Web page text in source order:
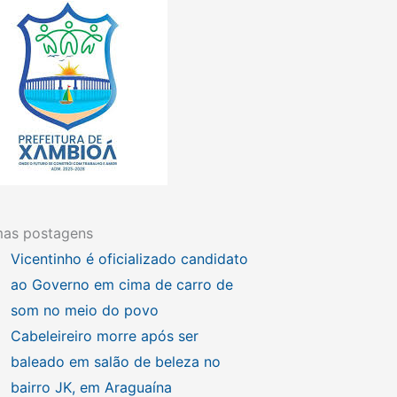
postagens
Vicentinho é oficializado candidato
ao Governo em cima de carro de
som no meio do povo
Cabeleireiro morre após ser
baleado em salão de beleza no
bairro JK, em Araguaína